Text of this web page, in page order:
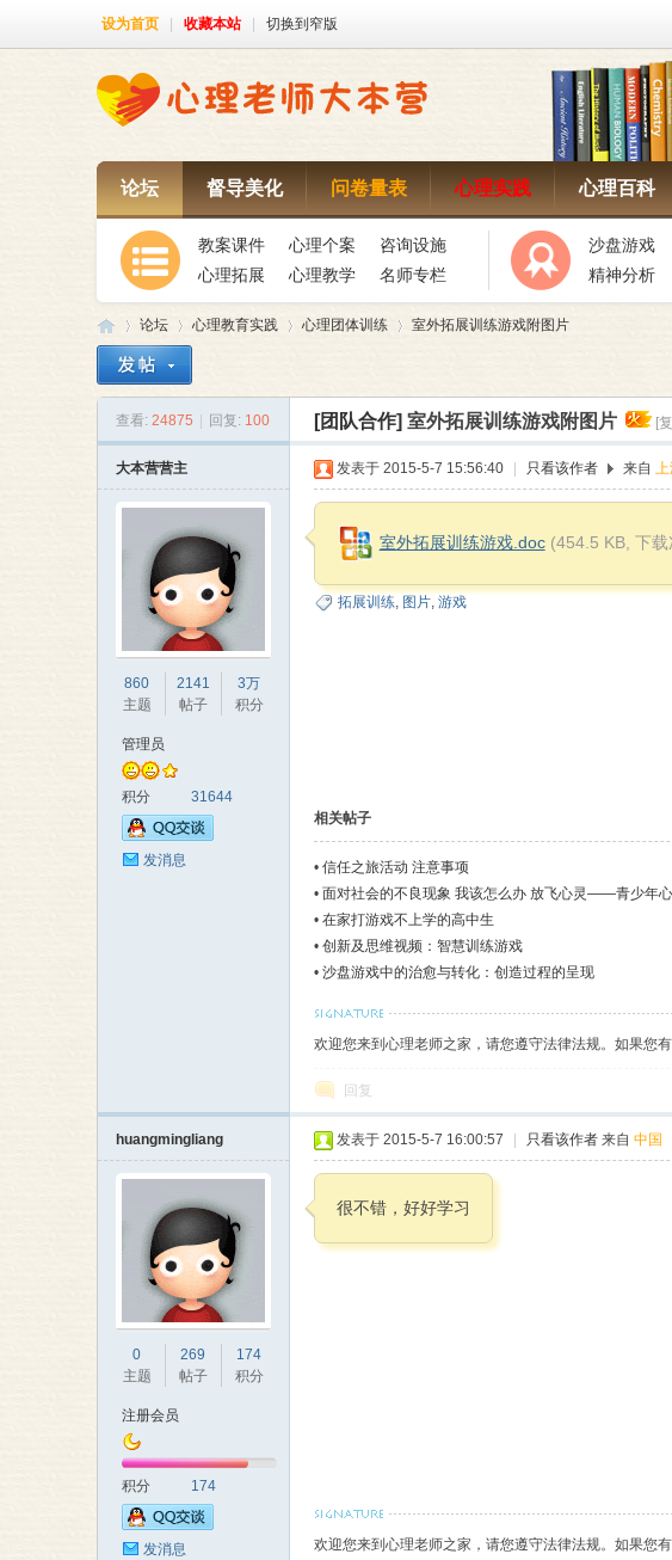
设为首页 收藏本站 切换到窄版
论坛 督导美化 问卷量表 心理实践 心理百科
教案课件 心理个案
咨询设施
心理拓展
心理教学 名师专栏
沙盘游戏
精神分析
»
论坛
›
心理教育实践 心理团体训练
›
室外拓展训练游戏附图片
查看: 24875 回复: 100 [团队合作] 室外拓展训练游戏附图片 [
大本营营主
860
主题
2141
帖子
3万
积分
管理员
积分 31644
发消息
发表于 2015-5-7 15:56:40 只看该作者 来自 上
室外拓展训练游戏.doc (454.5 KB, 下
拓展训练, 图片, 游戏
相关帖子
• 信任之旅活动 注意事项
• 面对社会的不良现象 我该怎么办 放飞心灵——青少年
• 在家打游戏不上学的高中生
• 创新及思维视频：智慧训练游戏
• 沙盘游戏中的治愈与转化：创造过程的呈现
欢迎您来到心理老师之家，请您遵守法律法规。如果您
回复
huangmingliang
0
主题
269
帖子
174
积分
注册会员
积分 174
发消息
发表于 2015-5-7 16:00:57 只看该作者来自 中国
很不错，好好学习
欢迎您来到心理老师之家，请您遵守法律法规。如果您